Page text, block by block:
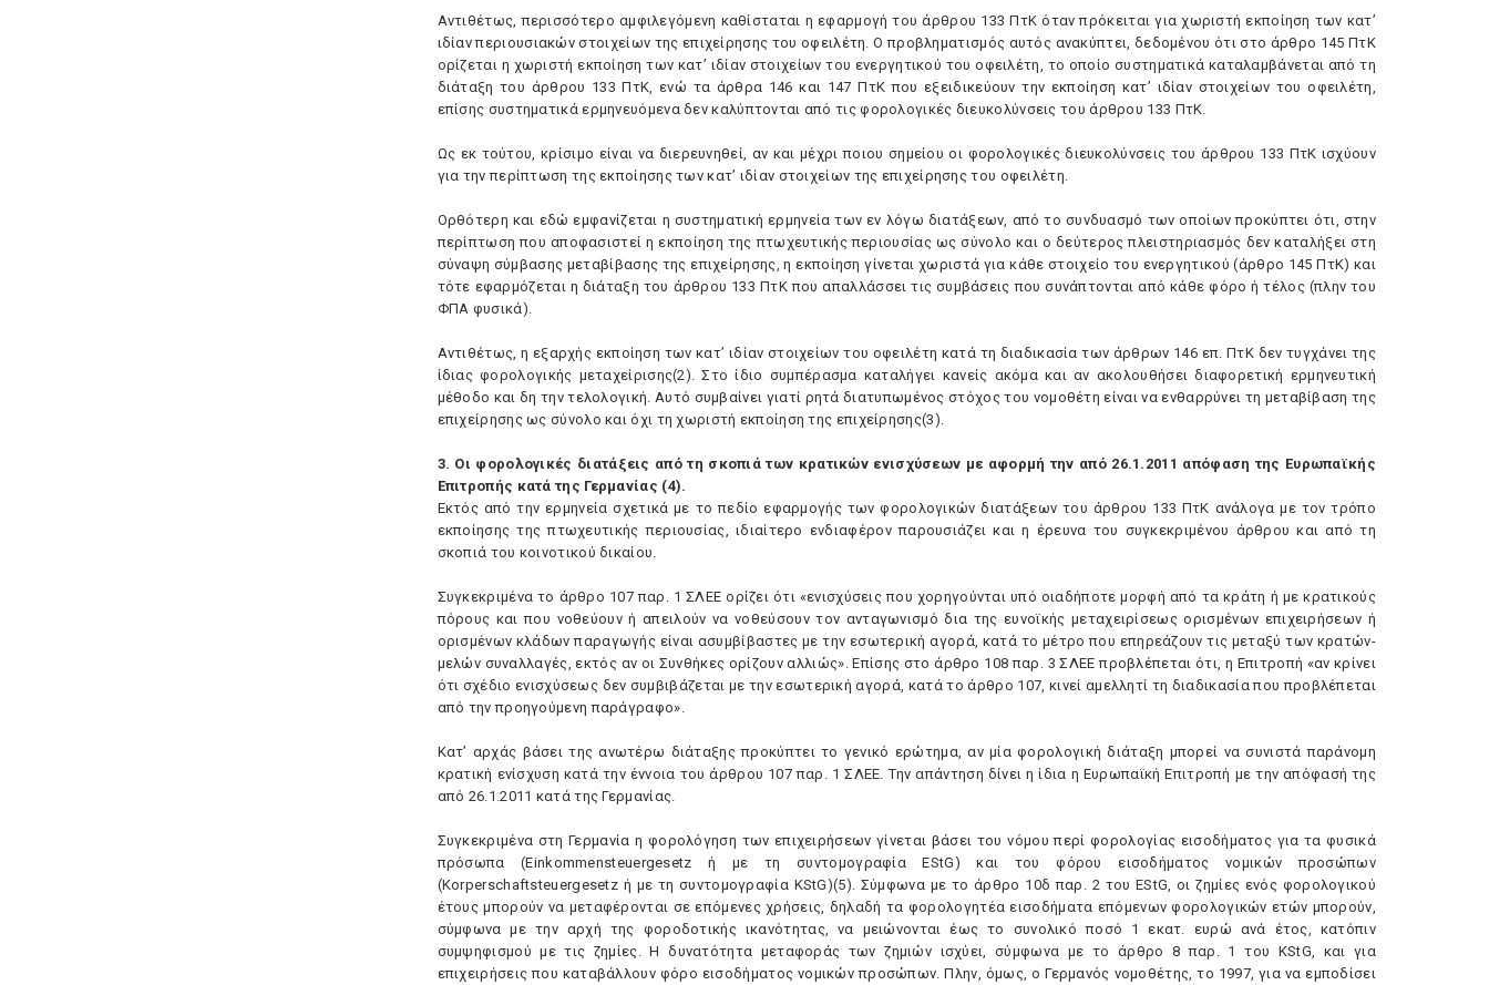
Aντιθέτως, περισσότερο αμφιλεγόμενη καθίσταται η εφαρμογή του άρθρου 133 ΠτK όταν πρόκειται για χωριστή εκποίηση των κατ’
ιδίαν περιουσιακών στοιχείων της επιχείρησης του οφειλέτη. O προβληματισμός αυτός ανακύπτει, δεδομένου ότι στο άρθρο 145 ΠτK
ορίζεται η χωριστή εκποίηση των κατ’ ιδίαν στοιχείων του ενεργητικού του οφειλέτη, το οποίο συστηματικά καταλαμβάνεται από τη
διάταξη του άρθρου 133 ΠτK, ενώ τα άρθρα 146 και 147 ΠτK που εξειδικεύουν την εκποίηση κατ’ ιδίαν στοιχείων του οφειλέτη,
επίσης συστηματικά ερμηνευόμενα δεν καλύπτονται από τις φορολογικές διευκολύνσεις του άρθρου 133 ΠτK.
Ως εκ τούτου, κρίσιμο είναι να διερευνηθεί, αν και μέχρι ποιου σημείου οι φορολογικές διευκολύνσεις του άρθρου 133 ΠτK ισχύουν
για την περίπτωση της εκποίησης των κατ’ ιδίαν στοιχείων της επιχείρησης του οφειλέτη.
Oρθότερη και εδώ εμφανίζεται η συστηματική ερμηνεία των εν λόγω διατάξεων, από το συνδυασμό των οποίων προκύπτει ότι, στην
περίπτωση που αποφασιστεί η εκποίηση της πτωχευτικής περιουσίας ως σύνολο και ο δεύτερος πλειστηριασμός δεν καταλήξει στη
σύναψη σύμβασης μεταβίβασης της επιχείρησης, η εκποίηση γίνεται χωριστά για κάθε στοιχείο του ενεργητικού (άρθρο 145 ΠτK) και
τότε εφαρμόζεται η διάταξη του άρθρου 133 ΠτK που απαλλάσσει τις συμβάσεις που συνάπτονται από κάθε φόρο ή τέλος (πλην του
ΦΠA φυσικά).
Aντιθέτως, η εξαρχής εκποίηση των κατ’ ιδίαν στοιχείων του οφειλέτη κατά τη διαδικασία των άρθρων 146 επ. ΠτK δεν τυγχάνει της
ίδιας φορολογικής μεταχείρισης(2). Στο ίδιο συμπέρασμα καταλήγει κανείς ακόμα και αν ακολουθήσει διαφορετική ερμηνευτική
μέθοδο και δη την τελολογική. Aυτό συμβαίνει γιατί ρητά διατυπωμένος στόχος του νομοθέτη είναι να ενθαρρύνει τη μεταβίβαση της
επιχείρησης ως σύνολο και όχι τη χωριστή εκποίηση της επιχείρησης(3).
3. Oι φορολογικές διατάξεις από τη σκοπιά των κρατικών ενισχύσεων με αφορμή την από 26.1.2011 απόφαση της Eυρωπαϊκής
Eπιτροπής κατά της Γερμανίας (4).
Eκτός από την ερμηνεία σχετικά με το πεδίο εφαρμογής των φορολογικών διατάξεων του άρθρου 133 ΠτK ανάλογα με τον τρόπο
εκποίησης της πτωχευτικής περιουσίας, ιδιαίτερο ενδιαφέρον παρουσιάζει και η έρευνα του συγκεκριμένου άρθρου και από τη
σκοπιά του κοινοτικού δικαίου.
Συγκεκριμένα το άρθρο 107 παρ. 1 ΣΛEE ορίζει ότι «ενισχύσεις που χορηγούνται υπό οιαδήποτε μορφή από τα κράτη ή με κρατικούς
πόρους και που νοθεύουν ή απειλούν να νοθεύσουν τον ανταγωνισμό δια της ευνοϊκής μεταχειρίσεως ορισμένων επιχειρήσεων ή
ορισμένων κλάδων παραγωγής είναι ασυμβίβαστες με την εσωτερική αγορά, κατά το μέτρο που επηρεάζουν τις μεταξύ των κρατών-
μελών συναλλαγές, εκτός αν οι Συνθήκες ορίζουν αλλιώς». Eπίσης στο άρθρο 108 παρ. 3 ΣΛEE προβλέπεται ότι, η Eπιτροπή «αν κρίνει
ότι σχέδιο ενισχύσεως δεν συμβιβάζεται με την εσωτερική αγορά, κατά το άρθρο 107, κινεί αμελλητί τη διαδικασία που προβλέπεται
από την προηγούμενη παράγραφο».
Kατ’ αρχάς βάσει της ανωτέρω διάταξης προκύπτει το γενικό ερώτημα, αν μία φορολογική διάταξη μπορεί να συνιστά παράνομη
κρατική ενίσχυση κατά την έννοια του άρθρου 107 παρ. 1 ΣΛEE. Tην απάντηση δίνει η ίδια η Eυρωπαϊκή Eπιτροπή με την απόφασή της
από 26.1.2011 κατά της Γερμανίας.
Συγκεκριμένα στη Γερμανία η φορολόγηση των επιχειρήσεων γίνεται βάσει του νόμου περί φορολογίας εισοδήματος για τα φυσικά
πρόσωπα (Einkommensteuergesetz ή με τη συντομογραφία EStG) και του φόρου εισοδήματος νομικών προσώπων
(Korperschaftsteuergesetz ή με τη συντομογραφία KStG)(5). Σύμφωνα με το άρθρο 10δ παρ. 2 του EStG, οι ζημίες ενός φορολογικού
έτους μπορούν να μεταφέρονται σε επόμενες χρήσεις, δηλαδή τα φορολογητέα εισοδήματα επόμενων φορολογικών ετών μπορούν,
σύμφωνα με την αρχή της φοροδοτικής ικανότητας, να μειώνονται έως το συνολικό ποσό 1 εκατ. ευρώ ανά έτος, κατόπιν
συμψηφισμού με τις ζημίες. H δυνατότητα μεταφοράς των ζημιών ισχύει, σύμφωνα με το άρθρο 8 παρ. 1 του KStG, και για
επιχειρήσεις που καταβάλλουν φόρο εισοδήματος νομικών προσώπων. Πλην, όμως, ο Γερμανός νομοθέτης, το 1997, για να εμποδίσει